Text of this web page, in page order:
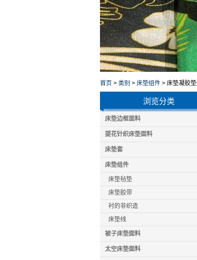
首页 > 类别 > 床垫组件 > 床垫凝胶垫
浏览分类
床垫边框面料
提花针织床垫面料
床垫套
床垫组件
床垫毡垫
床垫胶带
衬的非织造
床垫线
被子床垫面料
太空床垫面料